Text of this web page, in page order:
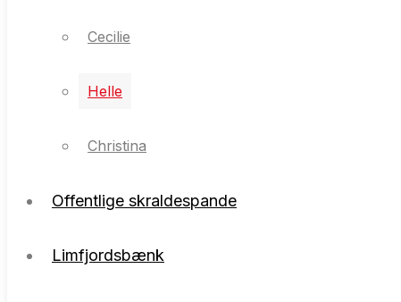
Helle
Christina
Offentlige skraldespande
Limfjordsbænk
Referenceliste
Cecilie
Helle
Christina
Offentlige skraldespande
Limfjordsbænk